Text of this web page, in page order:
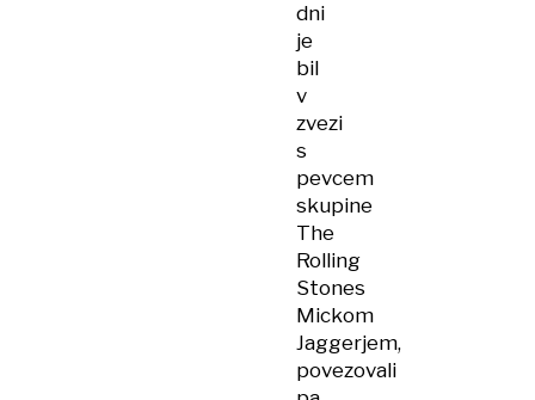
dni
je
bil
v
zvezi
s
pevcem
skupine
The
Rolling
Stones
Mickom
Jaggerjem,
povezovali